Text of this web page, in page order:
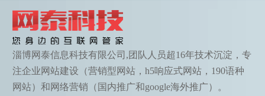
淄博网泰信息科技有限公司,团队人员超16年技术沉淀，专
注企业网站建设（营销型网站，h5响应式网站，190语种
网站）和网络营销（国内推广和google海外推广）。